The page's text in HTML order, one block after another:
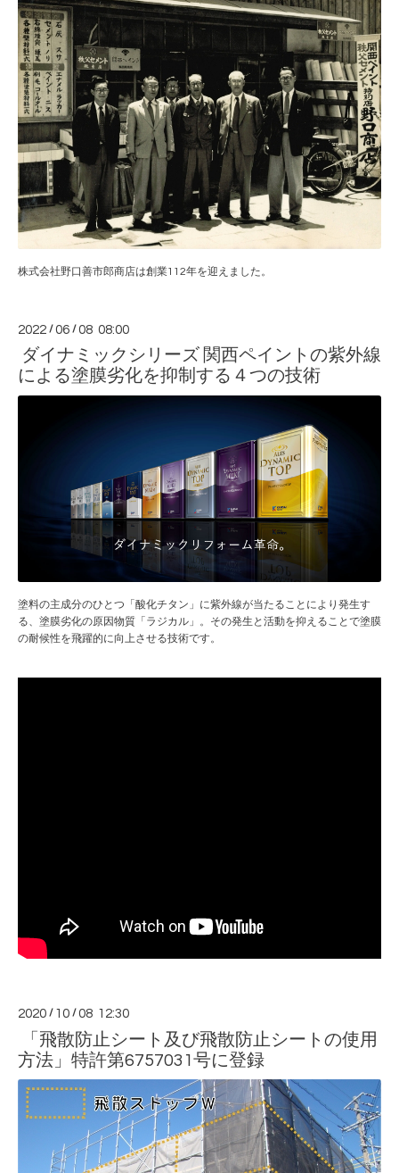
株式会社野口善市郎商店は創業112年を迎えました。
2022 /06 /08 08:00
ダイナミックシリーズ 関西ペイントの紫外線
による塗膜劣化を抑制する４つの技術
塗料の主成分のひとつ「酸化チタン」に紫外線が当たることにより発生す
る、塗膜劣化の原因物質「ラジカル」。その発生と活動を抑えることで塗膜
の耐候性を飛躍的に向上させる技術です。
2020 / 10 /08 12:30
「飛散防止シート及び飛散防止シートの使用
方法」特許第6757031号に登録